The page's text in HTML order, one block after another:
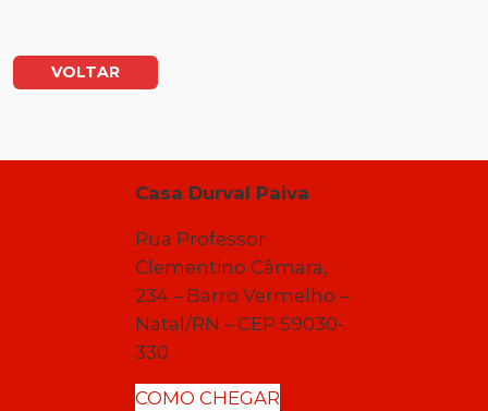
VOLTAR
Casa Durval Paiva
Rua Professor
Clementino Câmara,
234 – Barro Vermelho –
Natal/RN – CEP 59030-
330
COMO CHEGAR